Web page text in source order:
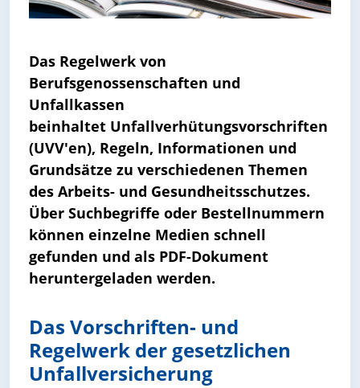
Das Regelwerk von
Berufsgenossenschaften und
Unfallkassen
beinhaltet Unfallverhütungsvorschriften
(UVV'en), Regeln, Informationen und
Grundsätze zu verschiedenen Themen
des Arbeits- und Gesundheitsschutzes.
Über Suchbegriffe oder Bestellnummern
können einzelne Medien schnell
gefunden und als PDF-Dokument
heruntergeladen werden.
Das Vorschriften- und
Regelwerk der gesetzlichen
Unfallversicherung